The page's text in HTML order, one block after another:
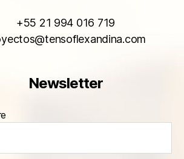
+55 21 994 016 719
Newsletter